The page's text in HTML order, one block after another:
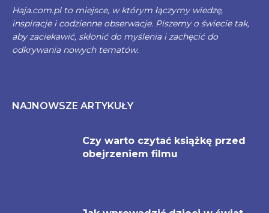
Haja.com.pl to miejsce, w którym łączymy wiedzę,
inspiracje i codzienne obserwacje. Piszemy o świecie tak,
aby zaciekawić, skłonić do myślenia i zachęcić do
odkrywania nowych tematów.
NAJNOWSZE ARTYKUŁY
Czy warto czytać książkę przed
obejrzeniem filmu